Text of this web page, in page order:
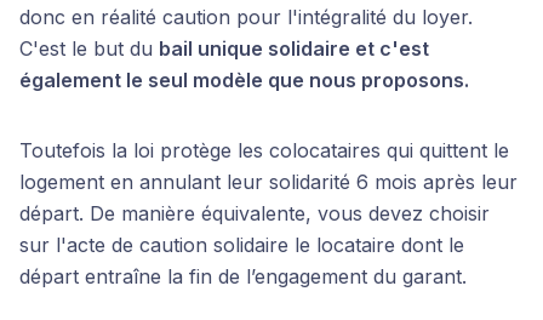
donc en réalité caution pour l'intégralité du loyer.
C'est le but du bail unique solidaire et c'est
également le seul modèle que nous proposons.
Toutefois la loi protège les colocataires qui quittent le
logement en annulant leur solidarité 6 mois après leur
départ. De manière équivalente, vous devez choisir
sur l'acte de caution solidaire le locataire dont le
départ entraîne la fin de l’engagement du garant.